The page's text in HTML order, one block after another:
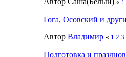
« 1
Гога, Осовский и
Автор Влaдимир « 1 2 3
Подготовка и